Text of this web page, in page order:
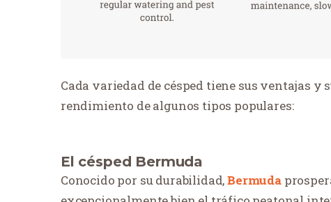
Cada variedad de césped tiene sus ventajas y
rendimiento de algunos tipos populares:
El césped Bermuda
Conocido por su durabilidad,Bermuda